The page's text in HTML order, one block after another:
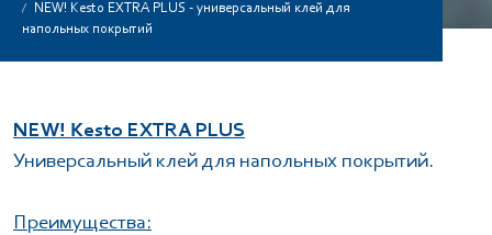
/
NEW! Kesto EXTRA PLUS - универсальный клей для
напольных покрытий
NEW! Kesto EXTRA PLUS
Универсальный клей для напольных покрытий.
Преимущества: